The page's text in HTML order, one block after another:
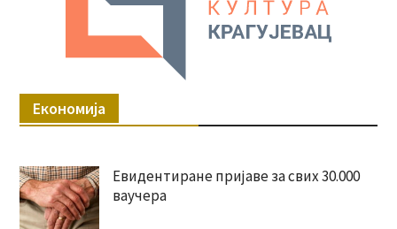
Економија
Евидентиране пријаве за свих 30.000
ваучера